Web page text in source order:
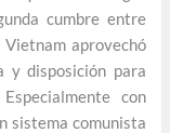
cumbre entre
Vietnam aprovechó
y disposición para
con
sistema comunista